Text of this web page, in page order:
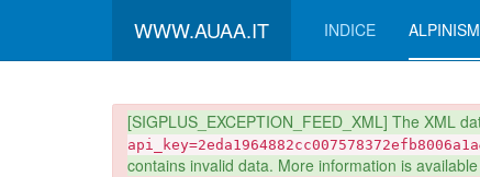
WWW.AUAA.IT INDICE
danger
[SIGPLUS_EXCEPTION_FEED_XML] The XML
contains invalid data. More information is